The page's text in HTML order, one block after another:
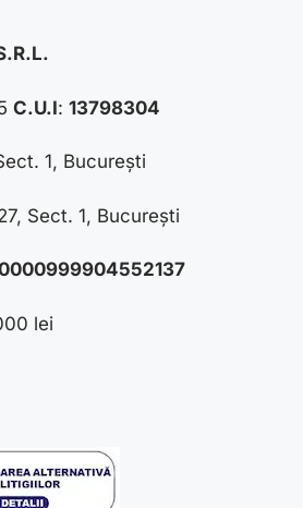
C.U.I: 13798304
1, București
Sect. 1, București
lei